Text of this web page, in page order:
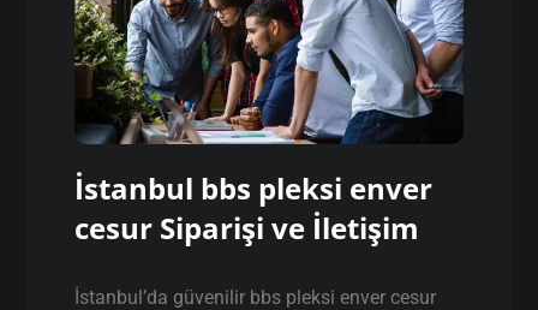
İstanbul bbs pleksi enver
cesur Siparişi ve İletişim
İstanbul’da güvenilir bbs pleksi enver cesur